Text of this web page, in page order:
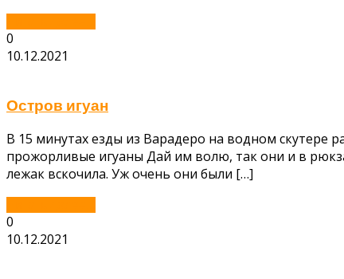
0
10.12.2021
Остров игуан
В 15 минутах езды из Варадеро на водном скутере
прожорливые игуаны Дай им волю, так они и в
лежак вскочила. Уж очень они были […]
0
10.12.2021